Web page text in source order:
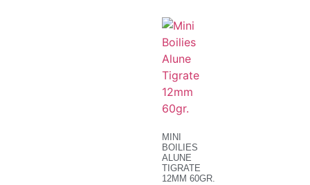
MINI
BOILIES
ALUNE
TIGRATE
12MM 60GR.